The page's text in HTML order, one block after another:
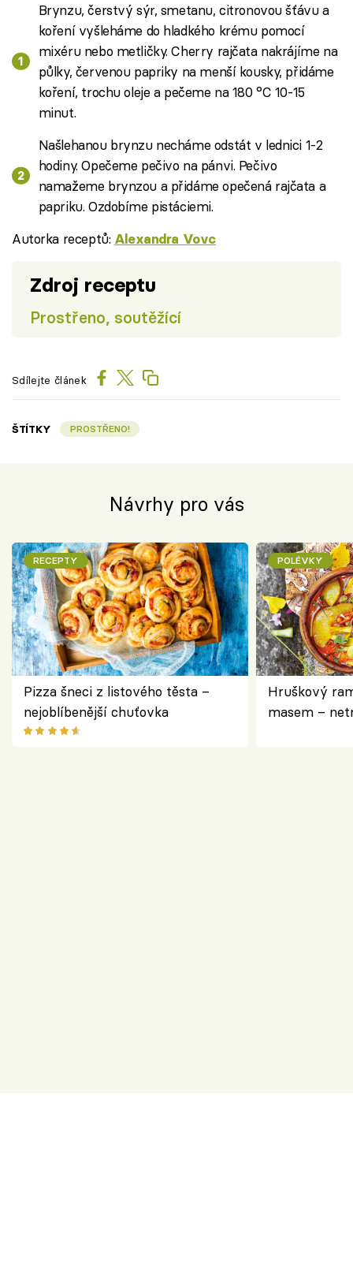
Brynzu, čerstvý sýr, smetanu, citronovou šťávu a
koření vyšleháme do hladkého krému pomocí
mixéru nebo metličky. Cherry rajčata nakrájíme na
půlky, červenou papriky na menší kousky, přidáme
koření, trochu oleje a pečeme na 180 °C 10-15
minut.
Našlehanou brynzu necháme odstát v lednici 1-2
hodiny. Opečeme pečivo na pánvi. Pečivo
namažeme brynzou a přidáme opečená rajčata a
papriku. Ozdobíme pistáciemi.
Autorka receptů: Alexandra Vovc
Zdroj receptu
Prostřeno, soutěžící
Sdílejte článek
ŠTÍTKY PROSTŘENO!
Návrhy pro vás
RECEPTY
Pizza šneci z listového těsta –
nejoblíbenější chuťovka
POLÉVKY
Hruškový
masem –